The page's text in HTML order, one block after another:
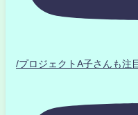
/プロジェクトA子さんも